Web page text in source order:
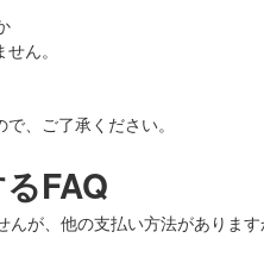
ん。
、ご了承ください。
FAQ
んが、他の支払い方法がありま